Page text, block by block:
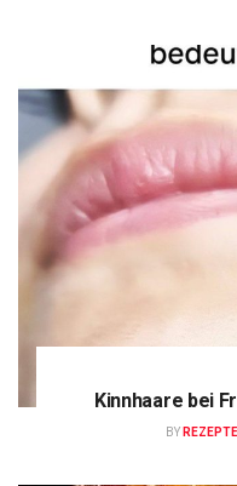
Kinnhaare bei
BY